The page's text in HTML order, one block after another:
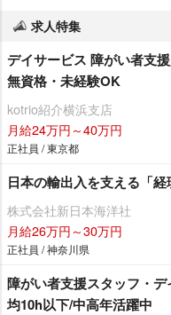
求人特集
デイサービス 障がい者支
無資格・未経験OK
kotrio紹介横浜支店
月給24万円～40万円
正社員 / 東京都
日本の輸出入を支える「
株式会社新日本海洋社
月給26万円～30万円
正社員 / 神奈川県
障がい者支援スタッフ・
均10h以下/中高年活躍中